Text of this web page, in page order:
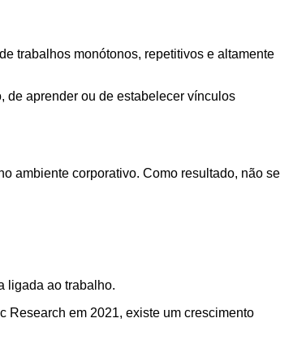
trabalhos monótonos, repetitivos e altamente
de aprender ou de estabelecer vínculos
ambiente corporativo. Como resultado, não se
ligada ao trabalho.
Research em 2021, existe um crescimento